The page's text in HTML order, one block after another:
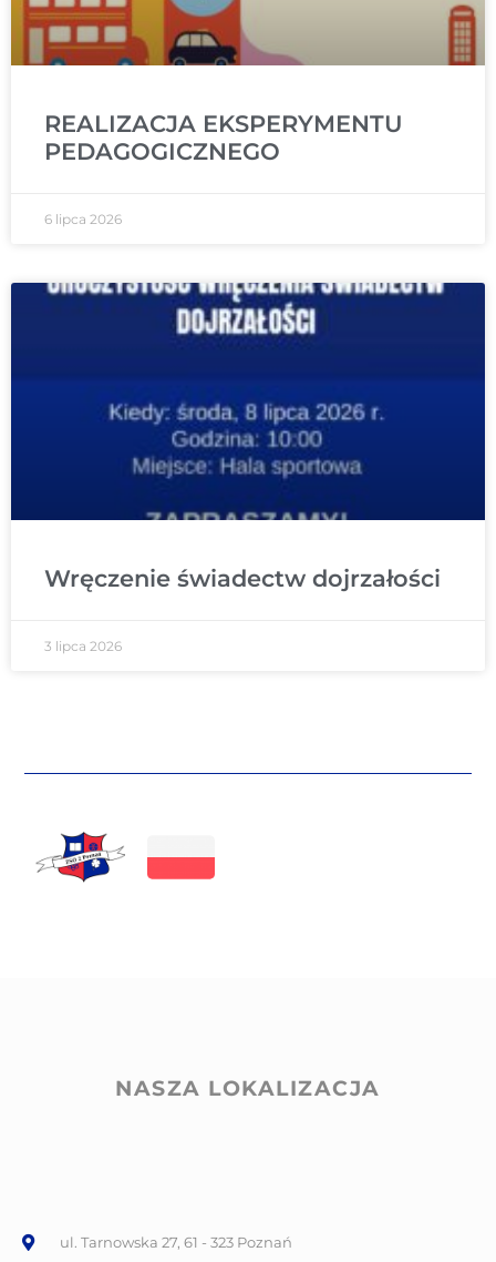
REALIZACJA EKSPERYMENTU
PEDAGOGICZNEGO
6 lipca 2026
Wręczenie świadectw dojrzałości
3 lipca 2026
NASZA LOKALIZACJA
ul. Tarnowska 27, 61 - 323 Poznań